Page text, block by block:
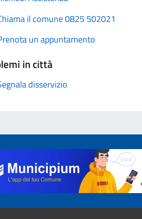
il comune 0825 502021
un appuntamento
in città
disservizio